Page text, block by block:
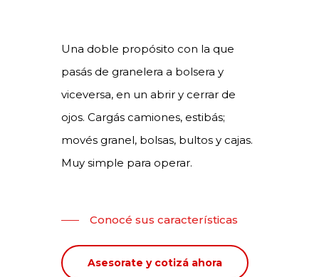
Una doble propósito con la que
pasás de granelera a bolsera y
viceversa, en un abrir y cerrar de
ojos. Cargás camiones, estibás;
movés granel, bolsas, bultos y cajas.
Muy simple para operar.
Conocé sus características
Asesorate y cotizá ahora